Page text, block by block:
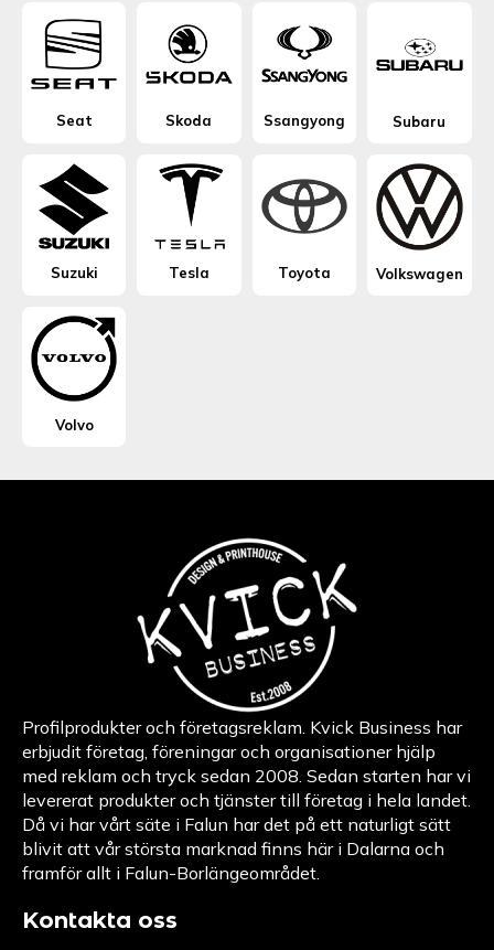
Seat Skoda Ssangyong Subaru
Suzuki Tesla Toyota Volkswagen
Volvo
Profilprodukter och företagsreklam. Kvick Business har
erbjudit företag, föreningar och organisationer hjälp
med reklam och tryck sedan 2008. Sedan starten har vi
levererat produkter och tjänster till företag i hela landet.
Då vi har vårt säte i Falun har det på ett naturligt sätt
blivit att vår största marknad finns här i Dalarna och
framför allt i Falun-Borlängeområdet.
Kontakta oss